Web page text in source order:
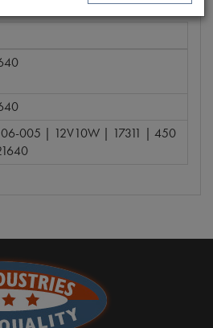
005 | 12V10W | 17311 | 450